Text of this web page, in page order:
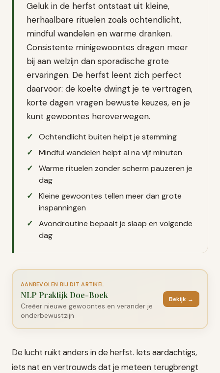
Geluk in de herfst ontstaat uit kleine,
herhaalbare rituelen zoals ochtendlicht,
mindful wandelen en warme dranken.
Consistente minigewoontes dragen meer
bij aan welzijn dan sporadische grote
ervaringen. De herfst leent zich perfect
daarvoor: de koelte dwingt je te vertragen,
korte dagen vragen bewuste keuzes, en je
kunt gewoontes heroverwegen.
Ochtendlicht buiten helpt je stemming
Mindful wandelen helpt al na vijf minuten
Warme rituelen zonder scherm pauzeren je
dag
Kleine gewoontes tellen meer dan grote
inspanningen
Avondroutine bepaalt je slaap en volgende
dag
AANBEVOLEN BIJ DIT ARTIKEL
NLP Praktijk Doe-Boek
Creëer nieuwe gewoontes en verander je
onderbewustzijn
Bekijk →
De lucht ruikt anders in de herfst. Iets aardachtigs,
iets nat en vertrouwds dat je meteen terugbrengt